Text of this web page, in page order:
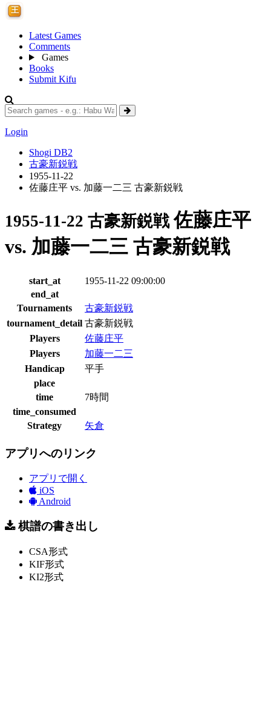
Latest Games
Comments
Games
Books
Submit Kifu
Login
Shogi DB2
古豪新鋭戦
1955-11-22
佐藤庄平 vs. 加藤一二三 古豪新鋭戦
1955-11-22 古豪新鋭戦佐藤庄平
vs. 加藤一二三 古豪新鋭戦
start_at
1955-11-22 09:00:00
end_at
Tournaments
古豪新鋭戦
tournament_detail 古豪新鋭戦
Players
佐藤庄平
Players
加藤一二三
Handicap
平手
place
time
7時間
time_consumed
Strategy
矢倉
アプリへのリンク
アプリで開く
iOS
Android
棋譜の書き出し
CSA形式
KIF形式
KI2形式